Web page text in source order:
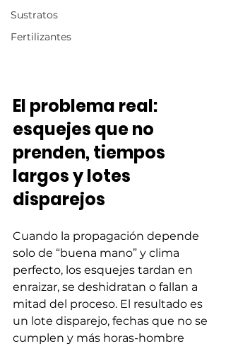
Sustratos
Fertilizantes
El problema real:
esquejes que no
prenden, tiempos
largos y lotes
disparejos
Cuando la propagación depende
solo de “buena mano” y clima
perfecto, los esquejes tardan en
enraizar, se deshidratan o fallan a
mitad del proceso. El resultado es
un lote disparejo, fechas que no se
cumplen y más horas-hombre